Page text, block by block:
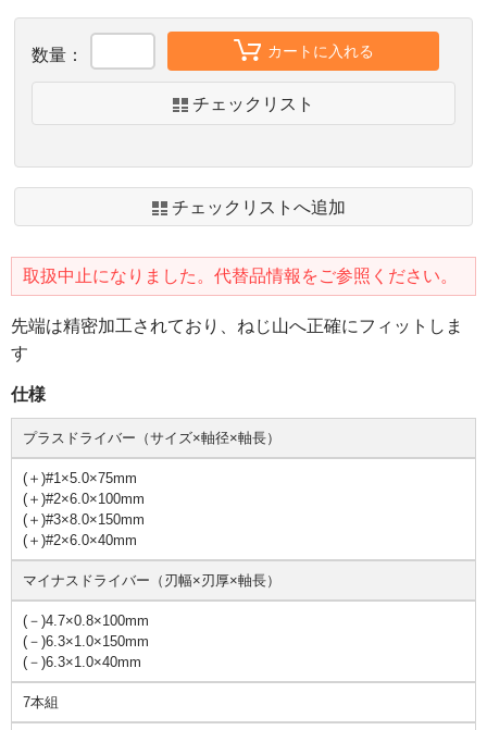
数量： カートに入れる
チェックリスト
チェックリストへ追加
取扱中止になりました。代替品情報をご参照ください。
先端は精密加工されており、ねじ山へ正確にフィットしま
す
仕様
プラスドライバー（サイズ×軸径×軸長）
(＋)#1×5.0×75mm
(＋)#2×6.0×100mm
(＋)#3×8.0×150mm
(＋)#2×6.0×40mm
マイナスドライバー（刃幅×刃厚×軸長）
(－)4.7×0.8×100mm
(－)6.3×1.0×150mm
(－)6.3×1.0×40mm
7本組